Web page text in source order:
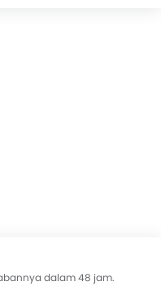
dalam 48 jam.